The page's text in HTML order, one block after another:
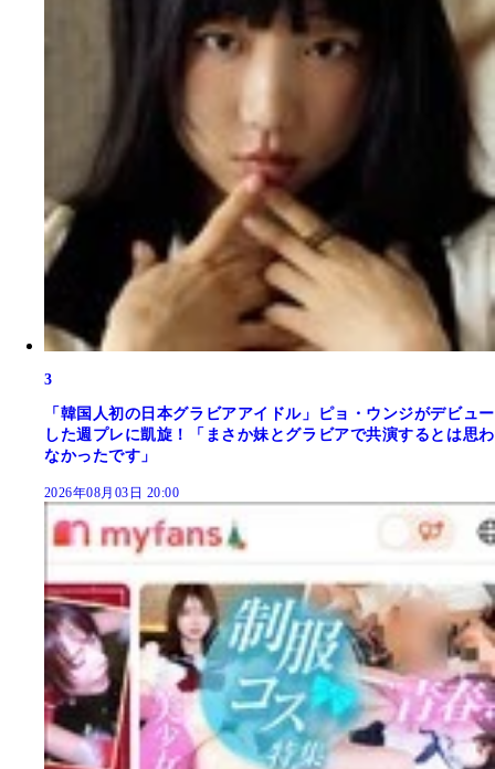
3
「韓国人初の日本グラビアアイドル」ピョ・ウンジがデビュー
した週プレに凱旋！「まさか妹とグラビアで共演するとは思わ
なかったです」
2026年08月03日 20:00